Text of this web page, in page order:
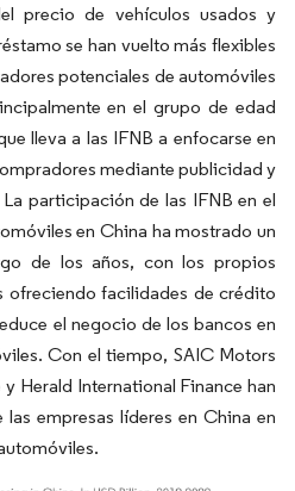
precio de vehículos usados y
se han vuelto más flexibles
potenciales de automóviles
en el grupo de edad
lleva a las IFNB a enfocarse en
mediante publicidad y
participación de las IFNB en el
en China ha mostrado un
de los años, con los propios
ofreciendo facilidades de crédito
el negocio de los bancos en
Con el tiempo, SAIC Motors
Herald International Finance han
empresas líderes en China en